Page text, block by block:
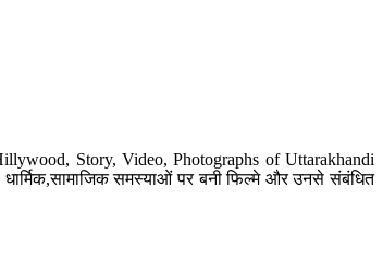
Story, Video, Photographs of Uttarakhandi
समस्याओं पर बनी फिल्मे और उनसे संबंधित